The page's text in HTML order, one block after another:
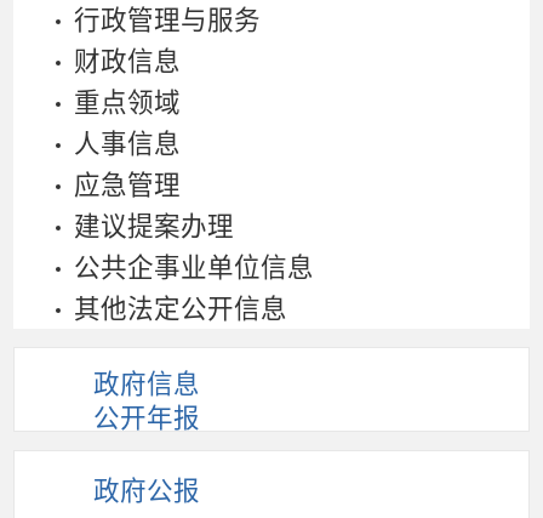
行政管理与服务
财政信息
重点领域
人事信息
应急管理
建议提案办理
公共企事业单位信息
其他法定公开信息
政府信息
公开年报
政府公报